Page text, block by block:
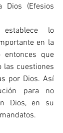
Dios (Efesios
lo
en la
que
las cuestiones
por Dios. Así
para no
Dios, en su